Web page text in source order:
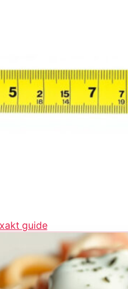
guide